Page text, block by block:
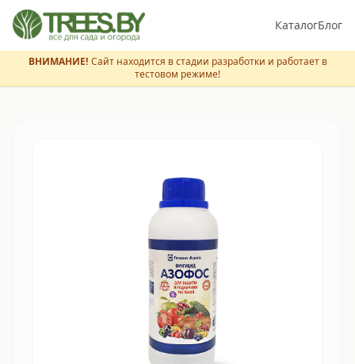
КаталогБлог
ВНИМАНИЕ! Сайт находится в стадии разработки и работает в
тестовом режиме!